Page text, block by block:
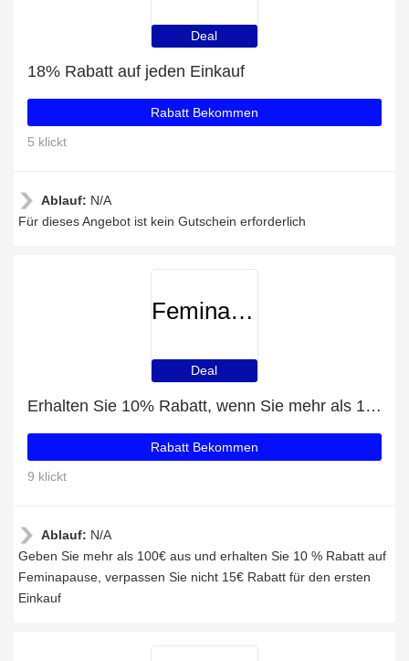
Deal
18% Rabatt auf jeden Einkauf
Rabatt Bekommen
5 klickt
Ablauf: N/A
Für dieses Angebot ist kein Gutschein erforderlich
Feminapause
Deal
Erhalten Sie 10% Rabatt, wenn Sie mehr als 100€ ausgeben
Rabatt Bekommen
9 klickt
Ablauf: N/A
Geben Sie mehr als 100€ aus und erhalten Sie 10 % Rabatt auf
Feminapause, verpassen Sie nicht 15€ Rabatt für den ersten
Einkauf